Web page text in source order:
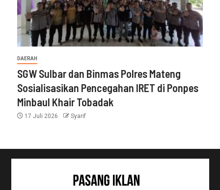
DAERAH
SGW Sulbar dan Binmas Polres Mateng
Sosialisasikan Pencegahan IRET di Ponpes
Minbaul Khair Tobadak
17 Juli 2026 Syarif